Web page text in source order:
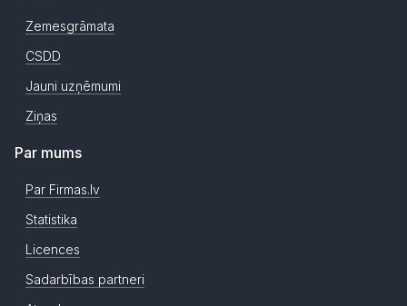
Zemesgrāmata
CSDD
Jauni uzņēmumi
Ziņas
Par mums
Par Firmas.lv
Statistika
Licences
Sadarbības partneri